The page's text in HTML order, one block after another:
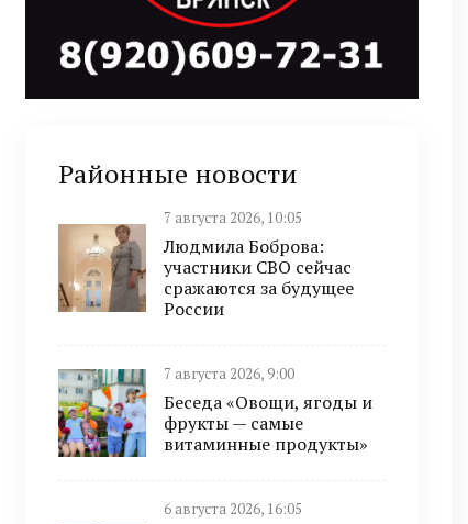
Районные новости
7 августа 2026, 10:05
Людмила Боброва:
участники СВО сейчас
сражаются за будущее
России
7 августа 2026, 9:00
Беседа «Овощи, ягоды и
фрукты — самые
витаминные продукты»
6 августа 2026, 16:05